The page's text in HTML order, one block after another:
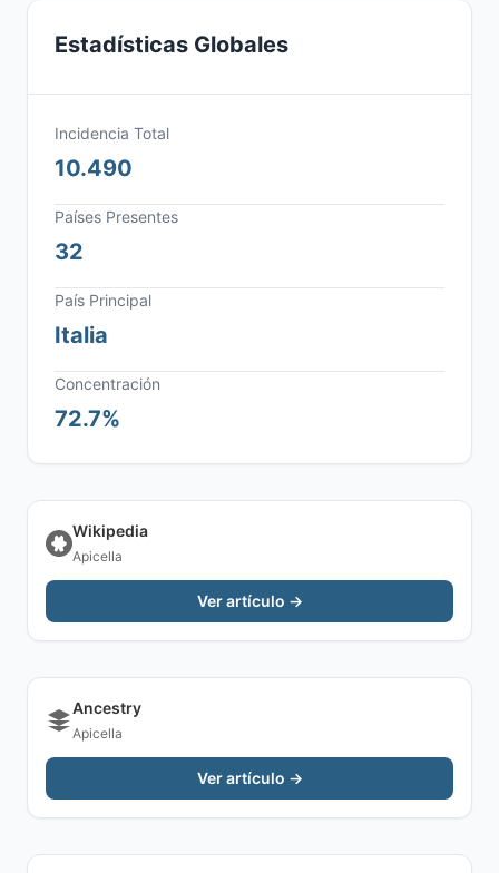
Estadísticas Globales
Incidencia Total
10.490
Países Presentes
32
País Principal
Italia
Concentración
72.7%
Wikipedia
Apicella
Ver artículo →
Ancestry
Apicella
Ver artículo →